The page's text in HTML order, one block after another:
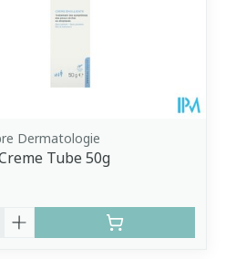
Dermatologie
Tube 50g